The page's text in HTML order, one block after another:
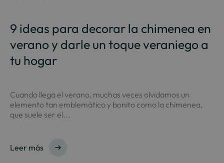
9 ideas para decorar la chimenea en
verano y darle un toque veraniego a
tu hogar
Cuando llega el verano, muchas veces olvidamos un
elemento tan emblemático y bonito como la chimenea,
que suele ser el...
Leer más